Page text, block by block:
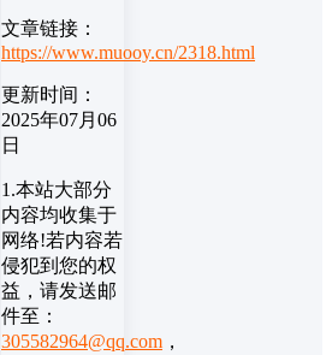
文章链接：
https://www.muooy.cn/2318.html
更新时间：
2025年07月06
日
1.本站大部分
内容均收集于
网络!若内容若
侵犯到您的权
益，请发送邮
件至：
305582964@qq.com ，